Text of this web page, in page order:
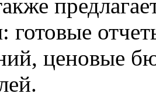
готовые
ценовые